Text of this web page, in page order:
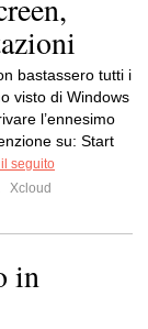
bastassero tutti i
visto di Windows
l’ennesimo
su: Start
seguito
Xcloud
in